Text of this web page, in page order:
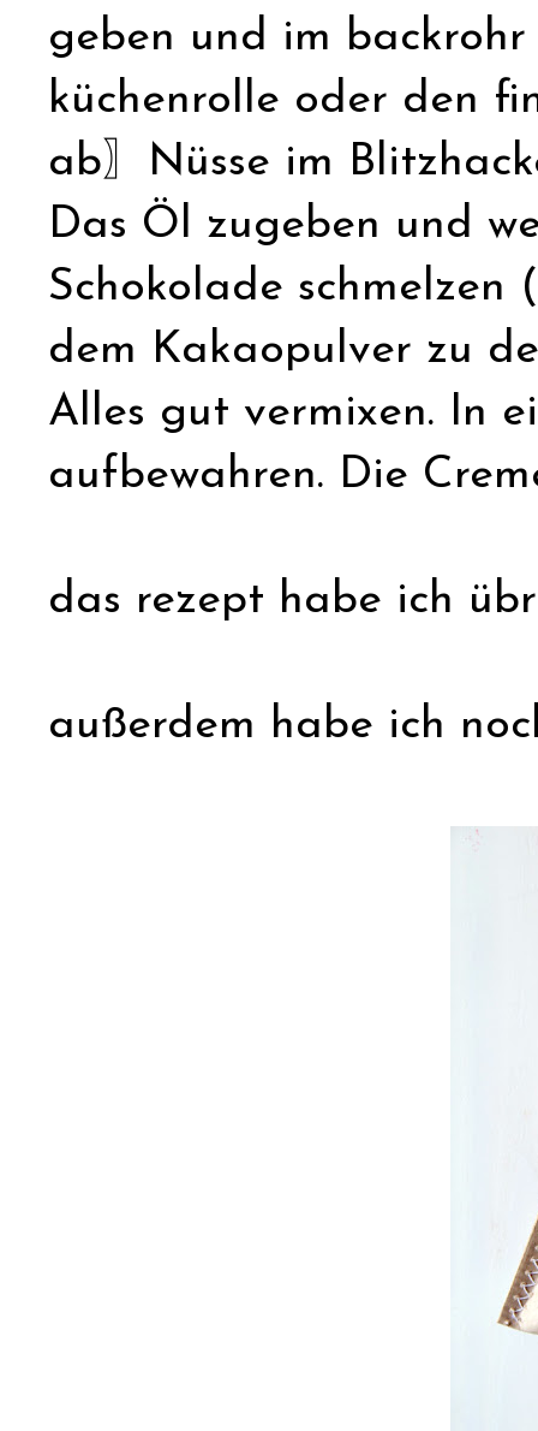
geben und im
küchenrolle oder den
ab〗Nüsse im
Das Öl zugeben und
Schokolade
dem Kakaopulver zu
Alles gut vermixen. In
aufbewahren. Die
das rezept habe ich
außerdem habe ich